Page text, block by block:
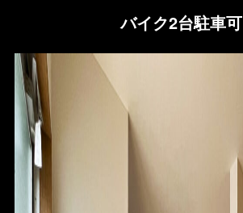
バイク2台駐車可